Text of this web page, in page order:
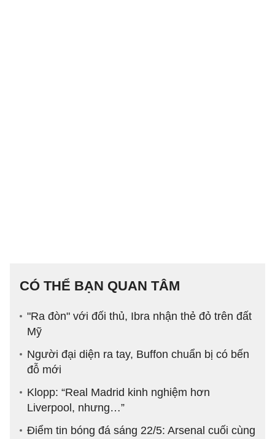
CÓ THỂ BẠN QUAN TÂM
"Ra đòn" với đối thủ, Ibra nhận thẻ đỏ trên đất
Mỹ
Người đại diện ra tay, Buffon chuẩn bị có bến
đỗ mới
Klopp: “Real Madrid kinh nghiệm hơn
Liverpool, nhưng…”
Điểm tin bóng đá sáng 22/5: Arsenal cuối cùng